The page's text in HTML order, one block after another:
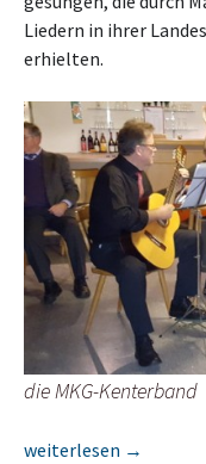
Liedern in ihrer
erhielten.
die MKG-Kenterband
Weihnachtsfeier der
weiterlesen →